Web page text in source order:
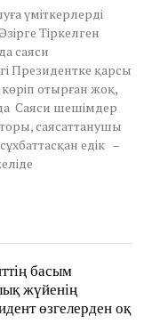
үміткерлерді
Тіркелген
саяси
Президентке қарсы
отырған жоқ,
Саяси шешімдер
саясаттанушы
едік –
басым
жүйенің
өзгелерден оқ